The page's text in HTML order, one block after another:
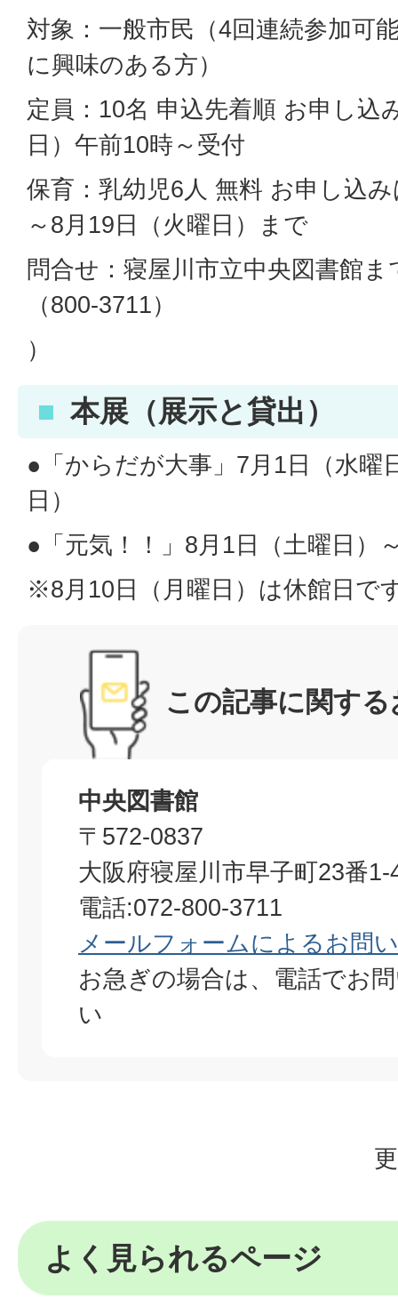
対象：一般市民（4回連続参加可
に興味のある方）
定員：10名 申込先着順 お申し込
日）午前10時～受付
保育：乳幼児6人 無料 お申し込
～8月19日（火曜日）まで
問合せ：寝屋川市立中央図書館
（800-3711）
）
本展（展示と貸出）
●「からだが大事」7月1日（水曜
日）
●「元気！！」8月1日（土曜日）
※8月10日（月曜日）は休館日で
この記事に関す
中央図書館
〒572-0837
大阪府寝屋川市早子町23番1-
電話:072-800-3711
メールフォームによるお問
お急ぎの場合は、電話でお
い
よく見られるページ